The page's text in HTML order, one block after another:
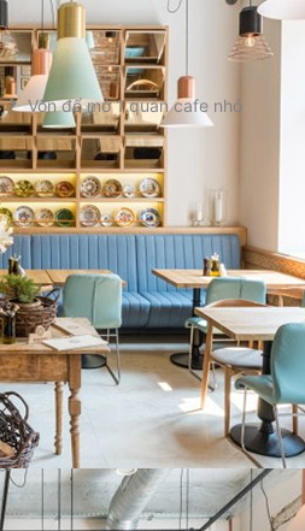
Vốn để mở 1 quán cafe nhỏ